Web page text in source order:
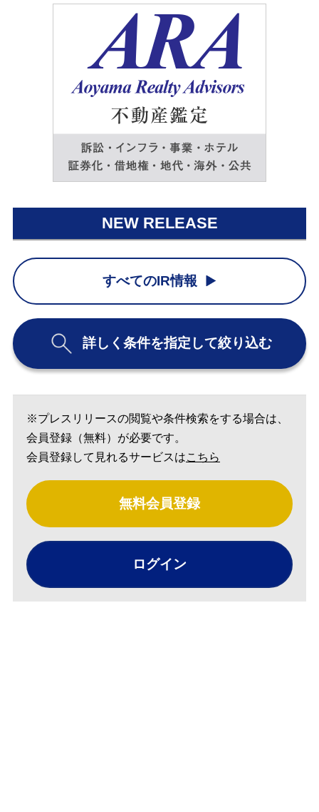
NEW RELEASE
すべてのIR情報
詳しく条件を指定して絞り込む
※プレスリリースの閲覧や条件検索をする場合は、
会員登録（無料）が必要です。
会員登録して見れるサービスはこちら
無料会員登録
ログイン